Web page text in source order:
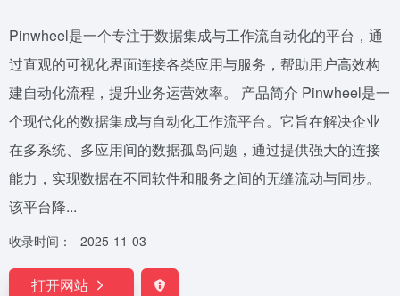
Pinwheel是一个专注于数据集成与工作流自动化的平台，通
过直观的可视化界面连接各类应用与服务，帮助用户高效构
建自动化流程，提升业务运营效率。 产品简介 Pinwheel是一
个现代化的数据集成与自动化工作流平台。它旨在解决企业
在多系统、多应用间的数据孤岛问题，通过提供强大的连接
能力，实现数据在不同软件和服务之间的无缝流动与同步。
该平台降...
收录时间： 2025-11-03
打开网站